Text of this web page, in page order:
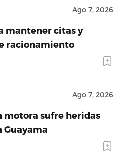
Ago 7, 2026
mantener citas y
racionamiento
Ago 7, 2026
motora sufre heridas
Guayama